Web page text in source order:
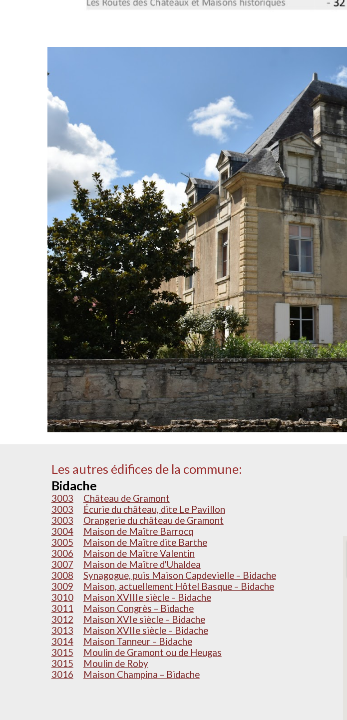
Les autres édifices de la commune:
Bidache
3003
Château de Gramont
3003
Écurie du château, dite Le Pavillon
3003
Orangerie du château de Gramont
3004
Maison de Maître Barrocq
3005
Maison de Maître dite Barthe
3006
Maison de Maître Valentin
3007
Maison de Maître d'Uhaldea
3008
Synagogue, puis Maison Capdevielle – Bidache
3009
Maison, actuellement Hôtel Basque – Bidache
3010
Maison XVIIIe siècle – Bidache
3011
Maison Congrès – Bidache
3012
Maison XVIe siècle – Bidache
3013
Maison XVIIe siècle – Bidache
3014
Maison Tanneur – Bidache
3015
Moulin de Gramont ou de Heugas
3015
Moulin de Roby
3016
Maison Champina – Bidache